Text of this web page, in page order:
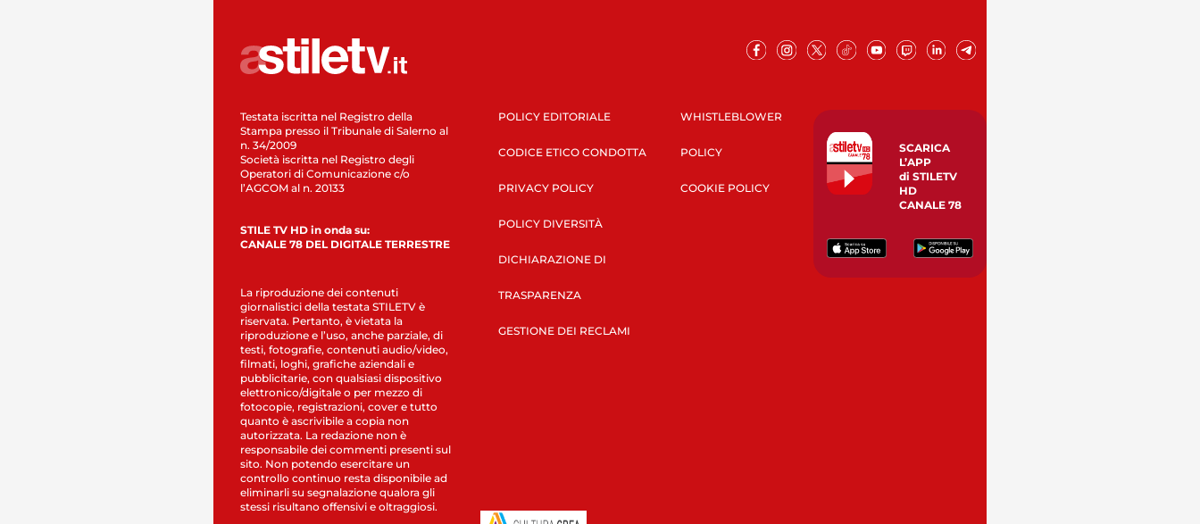
Testata iscritta nel Registro della
Stampa presso il Tribunale di Salerno al
n. 34/2009
Società iscritta nel Registro degli
Operatori di Comunicazione c/o
l’AGCOM al n. 20133
STILE TV HD in onda su:
CANALE 78 DEL DIGITALE TERRESTRE
La riproduzione dei contenuti
giornalistici della testata STILETV è
riservata. Pertanto, è vietata la
riproduzione e l’uso, anche parziale, di
testi, fotografie, contenuti audio/video,
filmati, loghi, grafiche aziendali e
pubblicitarie, con qualsiasi dispositivo
elettronico/digitale o per mezzo di
fotocopie, registrazioni, cover e tutto
quanto è ascrivibile a copia non
autorizzata. La redazione non è
responsabile dei commenti presenti sul
sito. Non potendo esercitare un
controllo continuo resta disponibile ad
eliminarli su segnalazione qualora gli
stessi risultano offensivi e oltraggiosi.
POLICY EDITORIALE
CODICE ETICO CONDOTTA
PRIVACY POLICY
POLICY DIVERSITÀ
DICHIARAZIONE DI
TRASPARENZA
GESTIONE DEI RECLAMI
WHISTLEBLOWER
POLICY
COOKIE POLICY
SCARICA
L’APP
di STILETV
HD
CANALE 78